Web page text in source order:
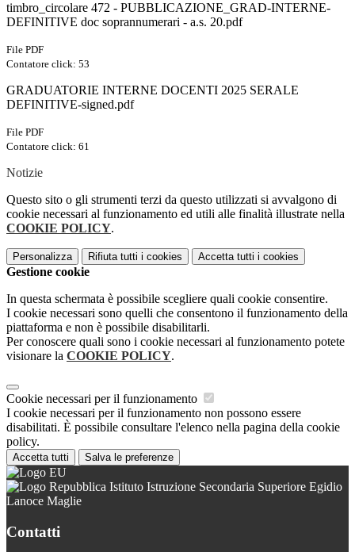
timbro_circolare 472 - PUBBLICAZIONE_GRAD-INTERNE-
DEFINITIVE doc soprannumerari - a.s. 20.pdf
File PDF
Contatore click: 53
GRADUATORIE INTERNE DOCENTI 2025 SERALE
DEFINITIVE-signed.pdf
File PDF
Contatore click: 61
Notizie
Questo sito o gli strumenti terzi da questo utilizzati si avvalgono di
cookie necessari al funzionamento ed utili alle finalità illustrate nella
COOKIE POLICY.
Personalizza Rifiuta tutti i cookies Accetta tutti i cookies
Gestione cookie
In questa schermata è possibile scegliere quali cookie consentire.
I cookie necessari sono quelli che consentono il funzionamento della
piattaforma e non è possibile disabilitarli.
Per conoscere quali sono i cookie necessari al funzionamento potete
visionare la COOKIE POLICY.
Cookie necessari per il funzionamento
I cookie necessari per il funzionamento non possono essere
disabilitati. È possibile consultare l'elenco nella pagina della cookie
policy.
Accetta tutti Salva le preferenze
Istituto Istruzione Secondaria Superiore Egidio
Lanoce Maglie
Contatti